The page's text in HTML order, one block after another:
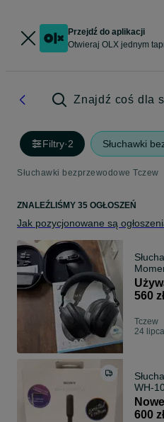
Przejdź do aplikacji
Otwieraj OLX jednym
Znajdź coś dla
Filtry·2 Słuchawki
Słuchawki bezprzewodowe Tczew
ZNALEŹLIŚMY 35 OGŁOSZEŃ
Jak pozycjonowane są
560 zł
Tczew
24
Nowe
600 zł